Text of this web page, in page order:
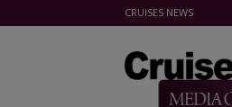
CRUISES NEWS